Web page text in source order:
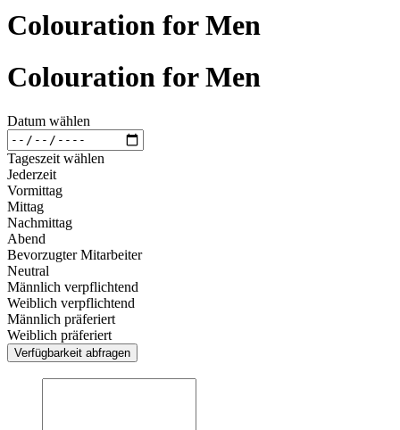
Colouration for Men
Colouration for Men
Datum wählen
Tageszeit wählen
Jederzeit
Vormittag
Mittag
Nachmittag
Abend
Bevorzugter Mitarbeiter
Neutral
Männlich verpflichtend
Weiblich verpflichtend
Männlich präferiert
Weiblich präferiert
Verfügbarkeit abfragen